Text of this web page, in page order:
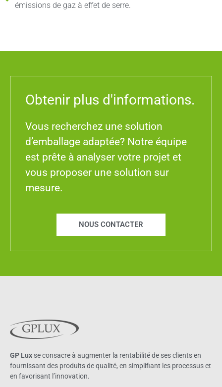
émissions de gaz à effet de serre.
Obtenir plus d'informations.
Vous recherchez une solution
d’emballage adaptée? Notre équipe
est prête à analyser votre projet et
vous proposer une solution sur
mesure.
NOUS CONTACTER
GP Lux se consacre à augmenter la rentabilité de ses clients en
fournissant des produits de qualité, en simplifiant les processus et
en favorisant l’innovation.